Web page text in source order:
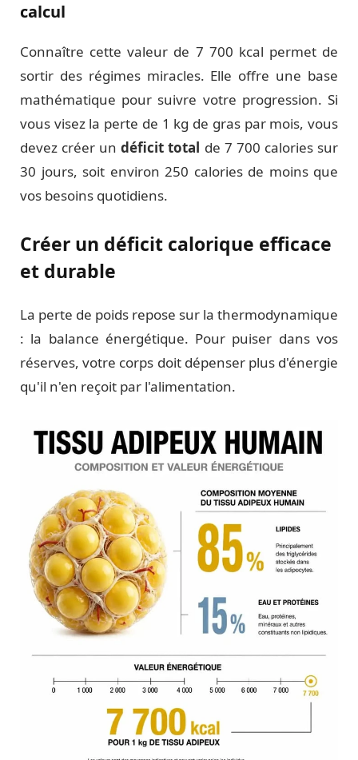
calcul
Connaître cette valeur de 7 700 kcal permet de
sortir des régimes miracles. Elle offre une base
mathématique pour suivre votre progression. Si
vous visez la perte de 1 kg de gras par mois, vous
devez créer undéficit total de 7 700 calories sur
30 jours, soit environ 250 calories de moins que
vos besoins quotidiens.
Créer un déficit calorique efficace
et durable
La perte de poids repose sur la thermodynamique
: la balance énergétique. Pour puiser dans vos
réserves, votre corps doit dépenser plus d'énergie
qu'il n'en reçoit par l'alimentation.